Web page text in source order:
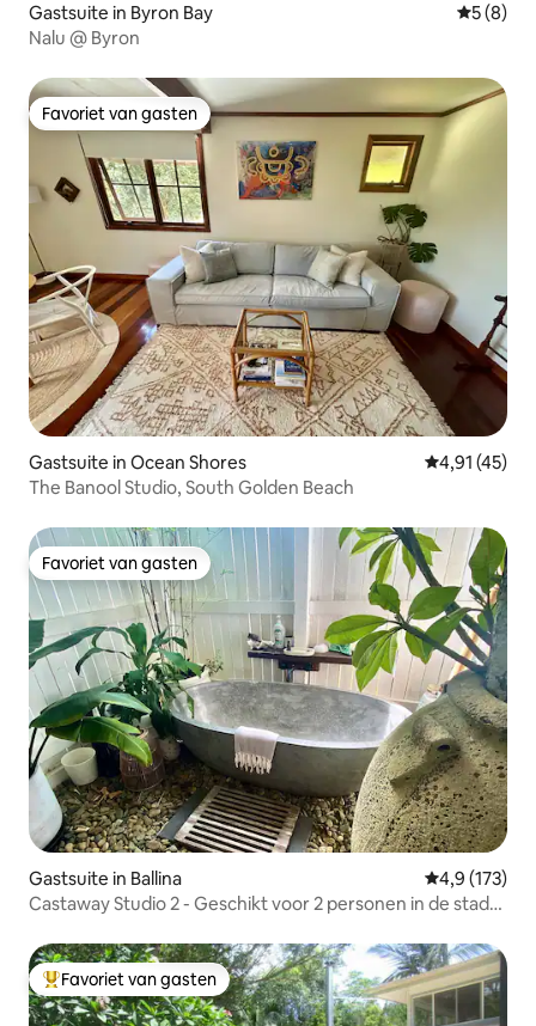
Gastsuite in Byron Bay
5 (8)
Nalu @ Byron
Favoriet van gasten
Favoriet van gasten
Gastsuite in Ocean Shores Gemiddelde
4,91 (45)
The Banool Studio, South Golden Beach
Favoriet van gasten
Favoriet van gasten
Gastsuite in Ballina Gemiddelde
4,9 (173)
Castaway Studio 2 - Geschikt voor 2 personen in de stad
Topfavoriet van gasten
Favoriet van gasten